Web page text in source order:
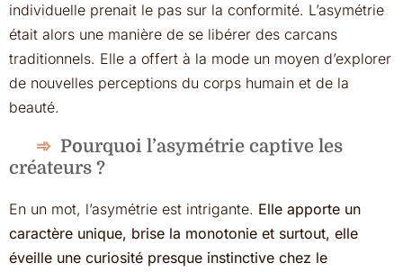
individuelle prenait le pas sur la conformité. L’asymétrie
était alors une manière de se libérer des carcans
traditionnels. Elle a offert à la mode un moyen d’explorer
de nouvelles perceptions du corps humain et de la
beauté.
Pourquoi l’asymétrie captive les
créateurs ?
En un mot, l’asymétrie est intrigante. Elle apporte un
caractère unique, brise la monotonie et surtout, elle
éveille une curiosité presque instinctive chez le